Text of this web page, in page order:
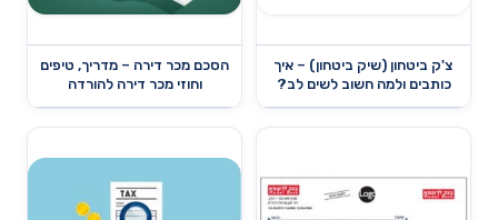
צ'ק ביטחון (שיק ביטחון) – איך
כותבים ולמה חשוב לשים לב?
הסכם מכר דירה – מדריך, טיפים
וחוזי מכר דירה להורדה